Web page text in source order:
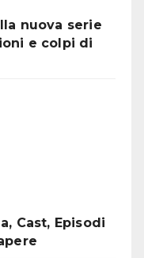
nuova serie
e colpi di
Cast, Episodi